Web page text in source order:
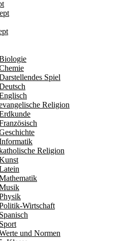
Spiel
Religion
Religion
Wirtschaft
und Normen